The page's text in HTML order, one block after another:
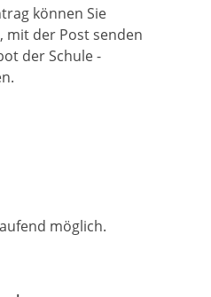
können Sie
mit der Post senden
der Schule -
möglich.